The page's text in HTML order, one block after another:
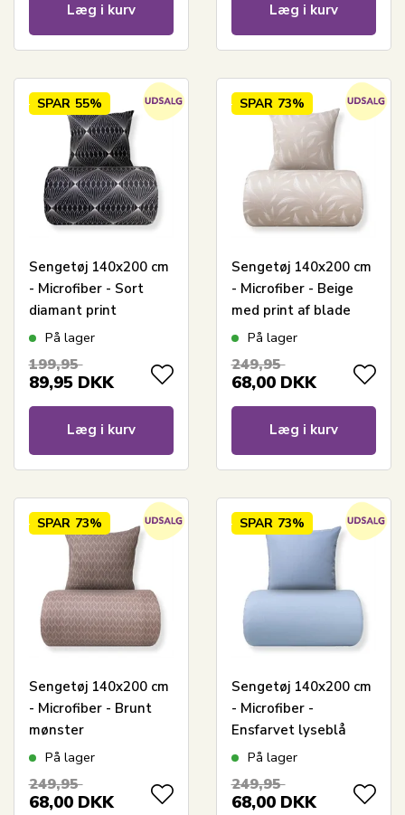
Læg i kurv Læg i kurv
SPAR 55%
Sengetøj 140x200 cm
- Microfiber - Sort
diamant print
På lager
199,95
89,95 DKK
Læg i kurv
SPAR 73%
Sengetøj 140x200 cm
- Microfiber - Beige
med print af blade
På lager
249,95
68,00 DKK
Læg i kurv
SPAR 73%
Sengetøj 140x200 cm
- Microfiber - Brunt
mønster
På lager
249,95
68,00 DKK
SPAR 73%
Sengetøj 140x200 cm
- Microfiber -
Ensfarvet lyseblå
På lager
249,95
68,00 DKK